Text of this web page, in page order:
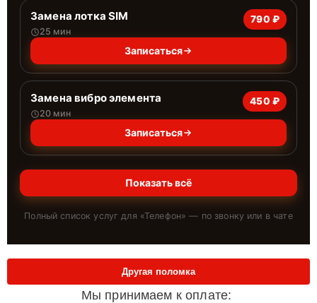
Замена лотка SIM
25 мин
790 ₽
Записаться
Замена вибро элемента
20 мин
450 ₽
Записаться
Показать всё
Полный список услуг для «Телефон» — по звонку или в чате
Мы принимаем к оплате:
Другая поломка